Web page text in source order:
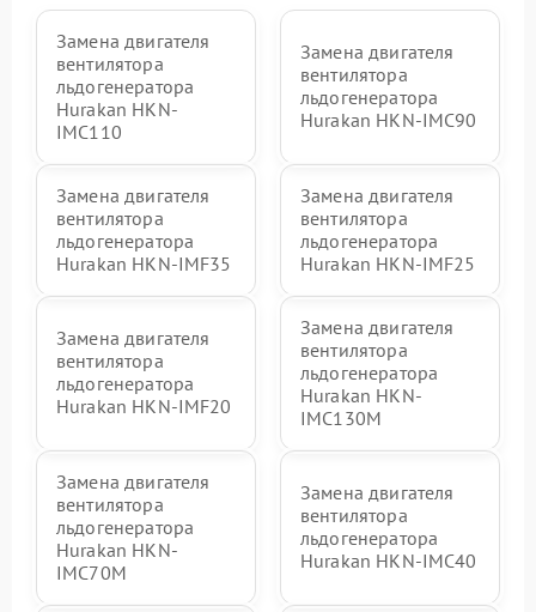
Замена двигателя
вентилятора
льдогенератора
Hurakan HKN-
IMC110
Замена двигателя
вентилятора
льдогенератора
Hurakan HKN-IMC90
Замена двигателя
вентилятора
льдогенератора
Hurakan HKN-IMF35
Замена двигателя
вентилятора
льдогенератора
Hurakan HKN-IMF25
Замена двигателя
вентилятора
льдогенератора
Hurakan HKN-IMF20
Замена двигателя
вентилятора
льдогенератора
Hurakan HKN-
IMC130M
Замена двигателя
вентилятора
льдогенератора
Hurakan HKN-
IMC70M
Замена двигателя
вентилятора
льдогенератора
Hurakan HKN-IMC40